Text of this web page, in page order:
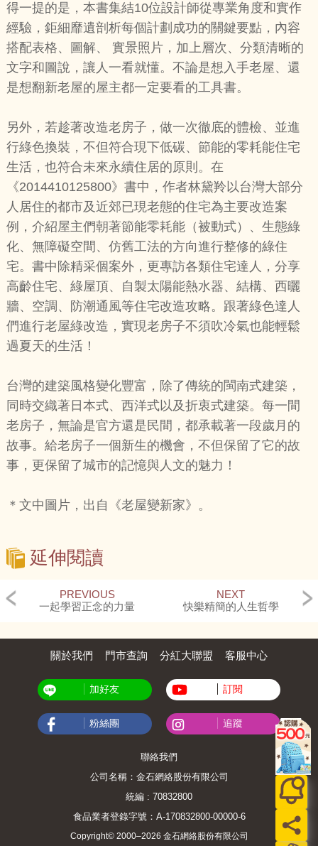
得一提的是，本書集結10位設計師從專業角度和實作
經驗，鉅細靡遺剖析每個計劃成功的關鍵要點，內容
搭配表格、圖解、 實景照片，加上層次、分類清晰的
文字和圖說，讓人一看就懂。不論是想入手老屋、還
是想翻新老屋的屋主都一定要看的工具書。
另外，若趁著改造老房子，做一次徹底的體檢、並進
行綠色換裝，不但符合現下低碳、節能的零耗能住宅
生活，也符合未來永續住居的原則。在
《2014410125800》書中，作者林黛羚以台灣大部分
人居住的都市及近郊已現老態的住宅為主要改造案
例，介紹屋主們朝著節能零耗能（被動式）、生態綠
化、無障礙空間、仿舊工法的方向進行整修的綠住
宅。書中除精采個案外，更專訪各類住宅達人，分享
高齡住宅、綠屋頂、自製太陽能熱水器、結構、西曬
牆、空調、防潮通風等住宅改造攻略。跟著綠色達人
們進行老屋綠改造，實現老房子不須吹冷氣也能輕鬆
過夏天的生活！
台灣的建築風格變化豐富，除了傳統的閩南式建築，
同時交織著日本式、西洋式以及折衷式建築。每一間
老房子，無論是官方還是民間，都承載著一段歲月的
故事。給老房子一個新生的機會，不但保留了它的故
事，更保留了城市的記憶與人文的魅力！
＊文中圖片，出自《老屋變新家》。
延伸閱讀
PREVIOUS
一起學習正念的力量
NEXT
快樂精簡的人生哲學
關於我們 門市查詢 分紅大聯盟 客服中心
加好友 訂閱
粉絲團 追蹤
聯絡我們
公司名稱：金石網絡股份有限公司
統編 : 70832800
食品業者登錄字號：A-170832800-00000-6
Copyright© 2000–2026 金石網絡股份有限公司